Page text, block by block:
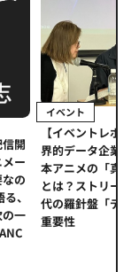
信開
ー
の
、
一
イベント
【イベントレポ
界的データ企業
本アニメの「真
とは？ストリー
代の羅針盤「デ
重要性